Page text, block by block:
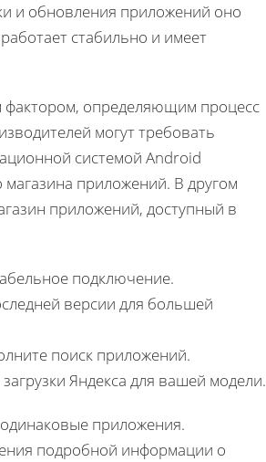
и обновления приложений оно
стабильно и имеет
фактором, определяющим процесс
могут требовать
системой Android
приложений. В другом
приложений, доступный в
подключение.
версии для большей
поиск приложений.
Яндекса для вашей модели.
приложения.
подробной информации о